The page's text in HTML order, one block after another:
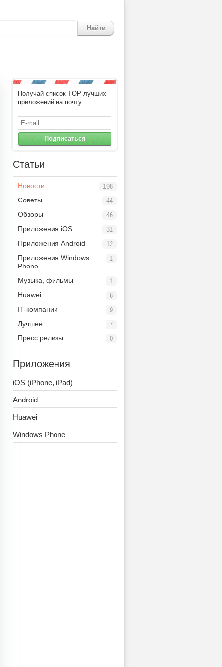
Найти
Получай список TOP-лучших
приложений на почту:
Подписаться
Статьи
198
Новости
44
Советы
46
Обзоры
31
Приложения iOS
12
Приложения Android
1
Приложения Windows
Phone
1
Музыка, фильмы
6
Huawei
9
IT-компании
7
Лучшее
0
Пресс релизы
Приложения
iOS (iPhone, iPad)
Android
Huawei
Windows Phone